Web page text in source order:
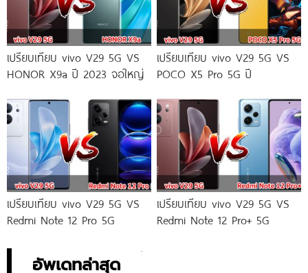
เปรียบเทียบ vivo V29 5G VS
HONOR X9a ปี 2023 จอใหญ่
เปรียบเทียบ vivo V29 5G VS
POCO X5 Pro 5G ปี
เปรียบเทียบ vivo V29 5G VS
Redmi Note 12 Pro 5G
เปรียบเทียบ vivo V29 5G VS
Redmi Note 12 Pro+ 5G
อัพเดทล่าสุด